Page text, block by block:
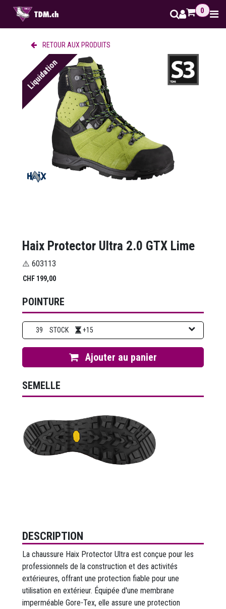
0
RETOUR AUX PRODUITS
Liquidation
Haix Protector Ultra 2.0 GTX Lime
⚠️ 603113
CHF 199,00
POINTURE
39 STOCK +15
Ajouter au panier
SEMELLE
DESCRIPTION
La chaussure Haix Protector Ultra est conçue pour les
professionnels de la construction et des activités
extérieures, offrant une protection fiable pour une
utilisation en extérieur. Équipée d'une membrane
imperméable Gore-Tex, elle assure une protection